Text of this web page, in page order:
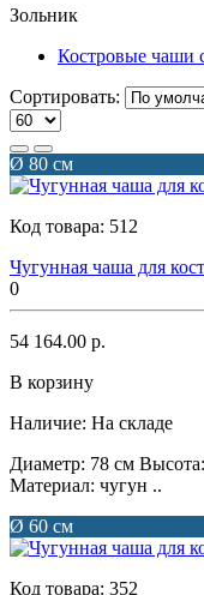
Зольник
Костровые чаши
Сортировать:
Ø 80 см
Код товара: 512
Чугунная чаша для
0
54 164.00 р.
В корзину
Наличие: На складе
Диаметр: 78 см
Материал: чугун ..
Ø 60 см
Код товара: 352